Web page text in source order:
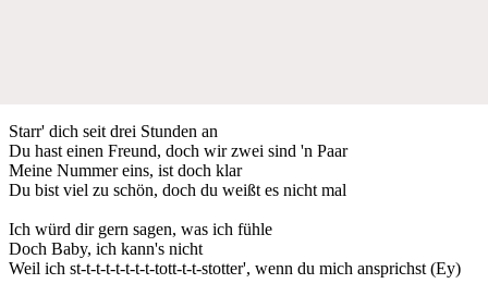
Starr' dich seit drei Stunden an
Du hast einen Freund, doch wir zwei sind 'n Paar
Meine Nummer eins, ist doch klar
Du bist viel zu schön, doch du weißt es nicht mal
Ich würd dir gern sagen, was ich fühle
Doch Baby, ich kann's nicht
Weil ich st-t-t-t-t-t-t-t-tott-t-t-stotter', wenn du mich ansprichst (Ey)